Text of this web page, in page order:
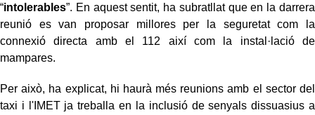
“intolerables”. En aquest sentit, ha subratllat que en la darrera
reunió es van proposar millores per la seguretat com la
connexió directa amb el 112 així com la instal·lació de
mampares.
Per això, ha explicat, hi haurà més reunions amb el sector del
taxi i l'IMET ja treballa en la inclusió de senyals dissuasius a